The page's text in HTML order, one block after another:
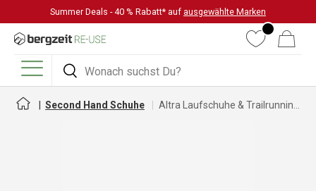
DIREKT ZUM INHALT
Summer Deals - 40 % Rabatt* auf ausgewählte Marken
Suchen
Suchen
WunschlisteWarenkorb
Menü
Second Hand Schuhe